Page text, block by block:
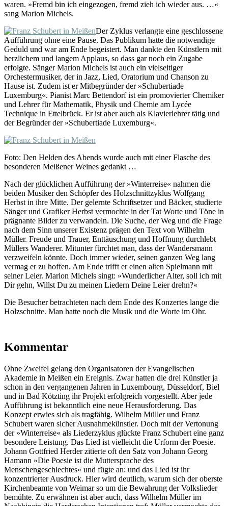
waren. »Fremd bin ich eingezogen, fremd zieh ich wieder aus. …«
sang Marion Michels.
Der Zyklus verlangte eine geschlossene
Aufführung ohne eine Pause. Das Publikum hatte die notwendige
Geduld und war am Ende begeistert. Man dankte den Künstlern mit
herzlichem und langem Applaus, so dass gar noch ein Zugabe
erfolgte. Sänger Marion Michels ist auch ein vielseitiger
Orchestermusiker, der in Jazz, Lied, Oratorium und Chanson zu
Hause ist. Zudem ist er Mitbegründer der »Schubertiade
Luxemburg«. Pianist Marc Bettendorf ist ein promovierter Chemiker
und Lehrer für Mathematik, Physik und Chemie am Lycée
Technique in Ettelbrück. Er ist aber auch als Klavierlehrer tätig und
der Begründer der »Schubertiade Luxemburg«.
Foto: Den Helden des Abends wurde auch mit einer Flasche des
besonderen Meißener Weines gedankt …
Nach der glücklichen Aufführung der »Winterreise« nahmen die
beiden Musiker den Schöpfer des Holzschnittzyklus Wolfgang
Herbst in ihre Mitte. Der gelernte Schriftsetzer und Bäcker, studierte
Sänger und Grafiker Herbst vermochte in der Tat Worte und Töne in
prägnante Bilder zu verwandeln. Die Suche, der Weg und die Frage
nach dem Sinn unserer Existenz prägen den Text von Wilhelm
Müller. Freude und Trauer, Enttäuschung und Hoffnung durchlebt
Müllers Wanderer. Mitunter fürchtet man, dass der Wandersmann
verzweifeln könnte. Doch immer wieder, seinen ganzen Weg lang
vermag er zu hoffen. Am Ende trifft er einen alten Spielmann mit
seiner Leier. Marion Michels singt: »Wunderlicher Alter, soll ich mit
Dir gehn, Willst Du zu meinen Liedern Deine Leier drehn?«
Die Besucher betrachteten nach dem Ende des Konzertes lange die
Holzschnitte. Man hatte noch die Musik und die Worte im Ohr.
Kommentar
Ohne Zweifel gelang den Organisatoren der Evangelischen
Akademie in Meißen ein Ereignis. Zwar hatten die drei Künstler ja
schon in den vergangenen Jahren in Luxembourg, Düsseldorf, Biel
und in Bad Kötzting ihr Projekt erfolgreich vorgestellt. Aber jede
Aufführung ist bekanntlich eine neue Herausforderung. Das
Konzept erwies sich als tragfähig. Wilhelm Müller und Franz
Schubert waren sicher Ausnahmekünstler. Doch mit der Vertonung
der »Winterreise« als Liederzyklus glückte Franz Schubert eine ganz
besondere Leistung. Das Lied ist vielleicht die Urform der Poesie.
Johann Gottfried Herder zitierte oft den Satz von Johann Georg
Hamann »Die Poesie ist die Muttersprache des
Menschengeschlechtes« und fügte an: und das Lied ist ihr
konzentrierter Ausdruck. Hier wird deutlich, warum sich der oberste
Kirchenbeamte von Weimar so um die Bewahrung der Volkslieder
bemühte. Zu erwähnen ist aber auch, dass Wilhelm Müller im